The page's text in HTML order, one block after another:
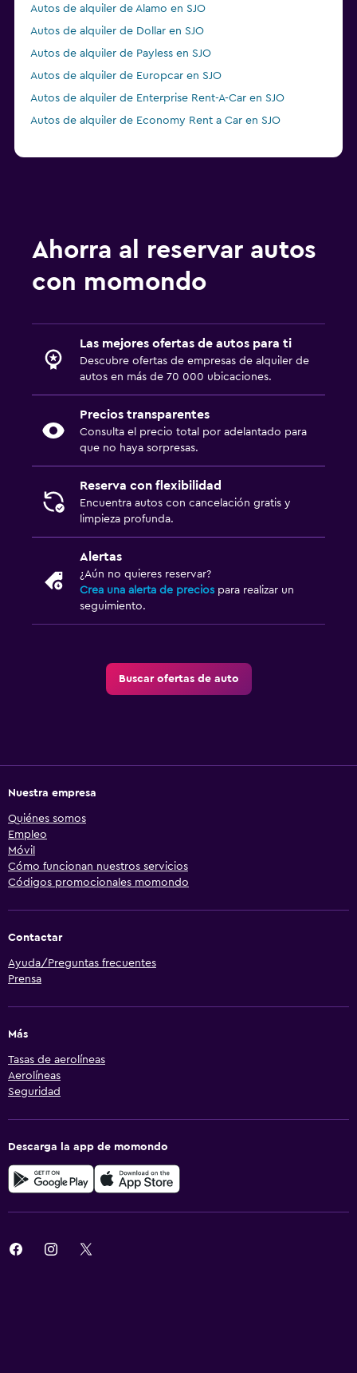
Autos de alquiler de Alamo en SJO
Autos de alquiler de Dollar en SJO
Autos de alquiler de Payless en SJO
Autos de alquiler de Europcar en SJO
Autos de alquiler de Enterprise Rent-A-Car en SJO
Autos de alquiler de Economy Rent a Car en SJO
Ahorra al reservar autos
con momondo
Las mejores ofertas de autos para ti
Descubre ofertas de empresas de alquiler de
autos en más de 70 000 ubicaciones.
Precios transparentes
Consulta el precio total por adelantado para
que no haya sorpresas.
Reserva con flexibilidad
Encuentra autos con cancelación gratis y
limpieza profunda.
Alertas
¿Aún no quieres reservar?
Crea una alerta de precios para realizar un
seguimiento.
Buscar ofertas de auto
Nuestra empresa
Quiénes somos
Empleo
Móvil
Cómo funcionan nuestros servicios
Códigos promocionales momondo
Contactar
Ayuda/Preguntas frecuentes
Prensa
Más
Tasas de aerolíneas
Aerolíneas
Seguridad
Descarga la app de momondo